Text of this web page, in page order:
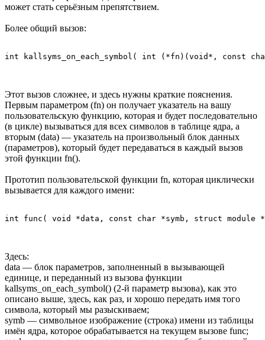
может стать серьёзным препятствием.
Более общий вызов:
Этот вызов сложнее, и здесь нужны краткие пояснения.
Первым параметром (fn) он получает указатель на вашу
пользовательскую функцию, которая и будет последовательно
(в цикле) вызываться для всех символов в таблице ядра, а
вторым (data) — указатель на произвольный блок данных
(параметров), который будет передаваться в каждый вызов
этой функции fn().
Прототип пользовательской функции fn, которая циклически
вызывается для каждого имени:
Здесь:
data — блок параметров, заполненный в вызывающей
единице, и переданный из вызова функции
kallsyms_on_each_symbol() (2-й параметр вызова), как это
описано выше, здесь, как раз, и хорошо передать имя того
символа, который мы разыскиваем;
symb — символьное изображение (строка) имени из таблицы
имён ядра, которое обрабатывается на текущем вызове func;